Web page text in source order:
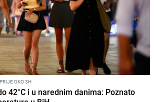
PRIJE OKO 3H
42°C i u narednim danima: Poznato